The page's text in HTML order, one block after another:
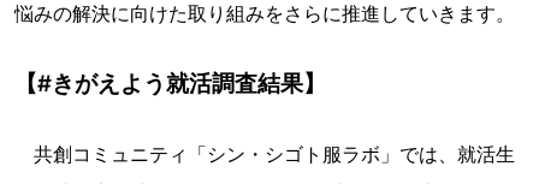
悩みの解決に向けた取り組みをさらに推進していきます。
【#きがえよう就活調査結果】
共創コミュニティ「シン・シゴト服ラボ」では、就活生